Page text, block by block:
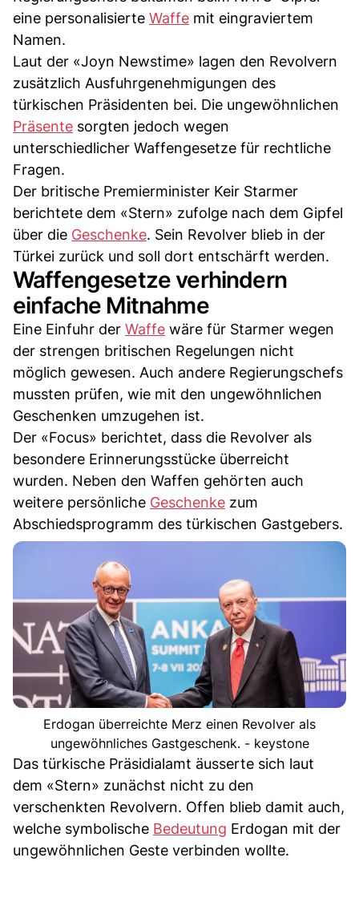
eine personalisierte Waffe mit eingraviertem
Namen.
Laut der «Joyn Newstime» lagen den Revolvern
zusätzlich Ausfuhrgenehmigungen des
türkischen Präsidenten bei. Die ungewöhnlichen
Präsente sorgten jedoch wegen
unterschiedlicher Waffengesetze für rechtliche
Fragen.
Der britische Premierminister Keir Starmer
berichtete dem «Stern» zufolge nach dem Gipfel
über die Geschenke. Sein Revolver blieb in der
Türkei zurück und soll dort entschärft werden.
Waffengesetze verhindern
einfache Mitnahme
Eine Einfuhr der Waffe wäre für Starmer wegen
der strengen britischen Regelungen nicht
möglich gewesen. Auch andere Regierungschefs
mussten prüfen, wie mit den ungewöhnlichen
Geschenken umzugehen ist.
Der «Focus» berichtet, dass die Revolver als
besondere Erinnerungsstücke überreicht
wurden. Neben den Waffen gehörten auch
weitere persönliche Geschenke zum
Abschiedsprogramm des türkischen Gastgebers.
Erdogan überreichte Merz einen Revolver als
ungewöhnliches Gastgeschenk. - keystone
Das türkische Präsidialamt äusserte sich laut
dem «Stern» zunächst nicht zu den
verschenkten Revolvern. Offen blieb damit auch,
welche symbolische Bedeutung Erdogan mit der
ungewöhnlichen Geste verbinden wollte.